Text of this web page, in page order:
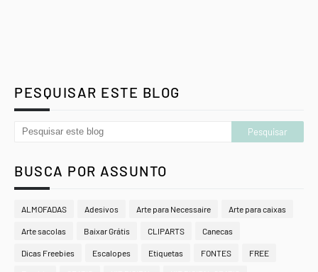
PESQUISAR ESTE BLOG
BUSCA POR ASSUNTO
ALMOFADAS Adesivos Arte para Necessaire Arte para caixas
Arte sacolas Baixar Grátis CLIPARTS Canecas
Dicas Freebies Escalopes Etiquetas FONTES FREE